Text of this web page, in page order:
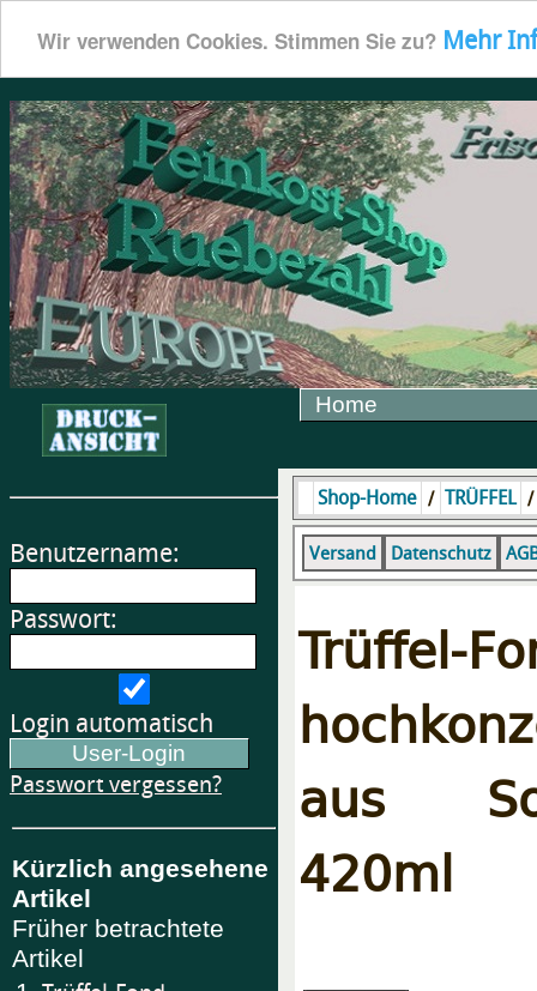
Wir verwenden Cookies. Stimmen Sie zu? Mehr
Home
Benutzername:
Passwort:
Login automatisch
Passwort vergessen?
Kürzlich angesehene
Artikel
Früher betrachtete
Artikel
Shop-Home / TRÜFFEL
Versand Datenschutz
Trüffel-
aus
420ml